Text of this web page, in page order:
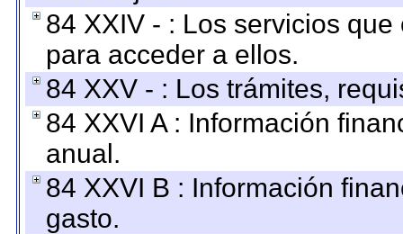
84 XXIV - : Los servicios
para acceder a ellos.
84 XXV - : Los trámites,
84 XXVI A : Información
anual.
84 XXVI B : Información
gasto.